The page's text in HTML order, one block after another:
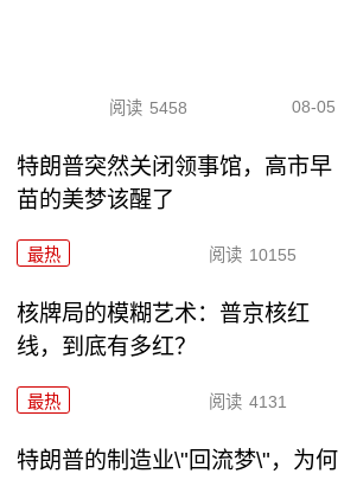
阅读 5458 08-05
特朗普突然关闭领事馆，高市早
苗的美梦该醒了
最热 阅读 10155
核牌局的模糊艺术：普京核红
线，到底有多红？
最热 阅读 4131
特朗普的制造业\"回流梦\"，为何